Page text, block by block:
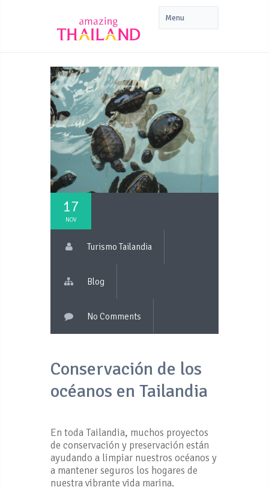
17
NOV
Turismo Tailandia
Blog
No Comments
Conservación de los
océanos en Tailandia
En toda Tailandia, muchos proyectos
de conservación y preservación están
ayudando a limpiar nuestros océanos y
a mantener seguros los hogares de
nuestra vibrante vida marina.